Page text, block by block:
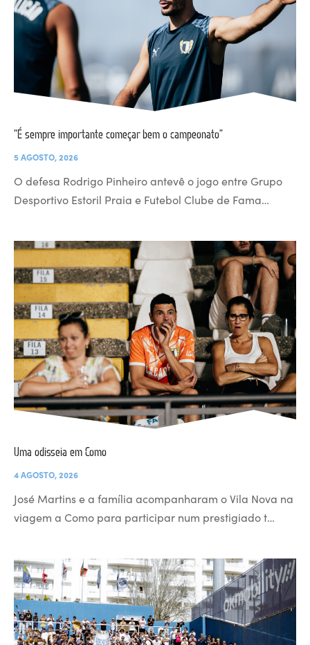
“É sempre importante começar bem o campeonato”
5 AGOSTO, 2026
O defesa Rodrigo Pinheiro antevê o jogo entre Grupo
Desportivo Estoril Praia e Futebol Clube de Fama…
Uma odisseia em Como
4 AGOSTO, 2026
José Martins e a família acompanharam o Vila Nova na
viagem a Como para participar num prestigiado t…